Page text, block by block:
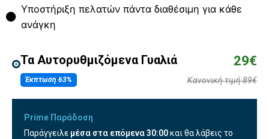
Υποστήριξη πελατών πάντα διαθέσιμη για κάθε
ανάγκη
Τα Αυτορυθμιζόμενα Γυαλιά
Έκπτωση 63%
29€
Κανονική τιμή 89€
Prime Παράδοση
Παράγγειλε μέσα στα επόμενα30:00και θα λάβεις το